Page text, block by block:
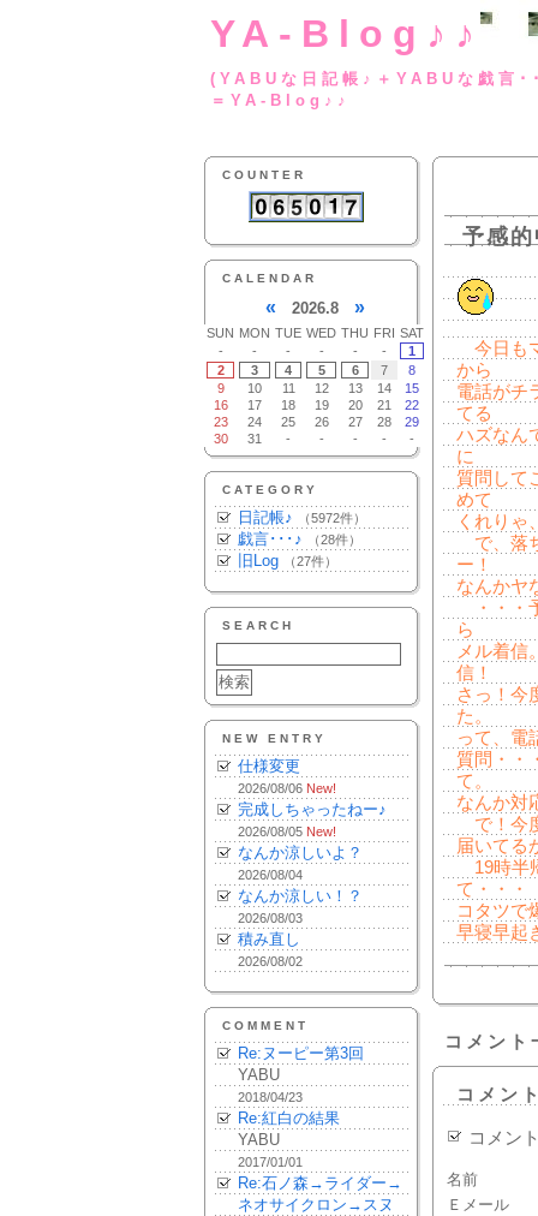
YA-Blog♪♪
(YABUな日記帳♪
＝YA-Blog♪♪
COUNTER
CALENDAR
« 2026.8 »
SUN MON TUE WED THU FRI SAT
-
- - - - -
1
2
3 4 5 6 7
8
9
10 11 12 13 14
15
16
17 18 19 20 21
22
23
24 25 26 27 28
29
30
31 - - - - -
CATEGORY
日記帳♪ （5972件）
戯言･･･♪ （28件）
旧Log （27件）
SEARCH
NEW ENTRY
仕様変更
2026/08/06 New!
完成しちゃったねー♪
2026/08/05 New!
なんか涼しいよ？
2026/08/04
なんか涼しい！？
2026/08/03
積み直し
2026/08/02
COMMENT
Re:ヌーピー第3回
YABU
2018/04/23
Re:紅白の結果
YABU
2017/01/01
Re:石ノ森→ライダー→
ネオサイクロン→スヌ
予感
今日も
から
電話がチ
てる
ハズなん
に
質問して
めて
くれりゃ
で、落
ー！
なんかヤ
・・・
ら
メル着
信！
さっ！今
た。
って、電
質問・・
て。
なんか対
で！今
届いてる
19時半
て・・・
コタツで
早寝早起
コメント
コメン
コメン
名前
Ｅメール